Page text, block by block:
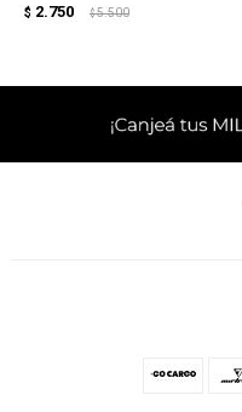
$ 2.750 $ 5.500